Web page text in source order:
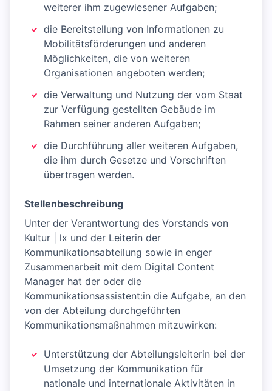
weiterer ihm zugewiesener Aufgaben;
die Bereitstellung von Informationen zu
Mobilitätsförderungen und anderen
Möglichkeiten, die von weiteren
Organisationen angeboten werden;
die Verwaltung und Nutzung der vom Staat
zur Verfügung gestellten Gebäude im
Rahmen seiner anderen Aufgaben;
die Durchführung aller weiteren Aufgaben,
die ihm durch Gesetze und Vorschriften
übertragen werden.
Stellenbeschreibung
Unter der Verantwortung des Vorstands von
Kultur | lx und der Leiterin der
Kommunikationsabteilung sowie in enger
Zusammenarbeit mit dem Digital Content
Manager hat der oder die
Kommunikationsassistent:in die Aufgabe, an den
von der Abteilung durchgeführten
Kommunikationsmaßnahmen mitzuwirken:
Unterstützung der Abteilungsleiterin bei der
Umsetzung der Kommunikation für
nationale und internationale Aktivitäten in